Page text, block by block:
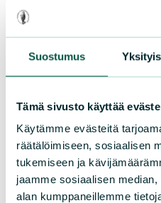
Suostumus
Tämä sivusto käyttää
Käytämme evästeitä
räätälöimiseen, sosiaalisen
tukemiseen ja
jaamme sosiaalisen
alan kumppaneillemme
Sarasuon
Lapinlahdella
elpyminen on
Vielä hetki sitten
on palautunut
keitaaksi. Piirla Oy